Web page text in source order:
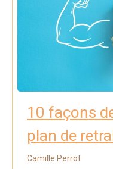
10 façons
plan de
Camille Perrot